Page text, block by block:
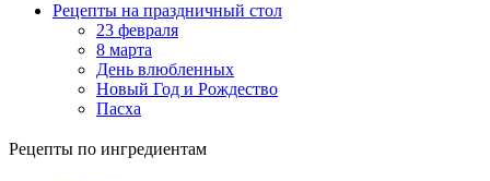
Рецепты на праздничный стол
23 февраля
8 марта
День влюбленных
Новый Год и Рождество
Пасха
Рецепты по ингредиентам